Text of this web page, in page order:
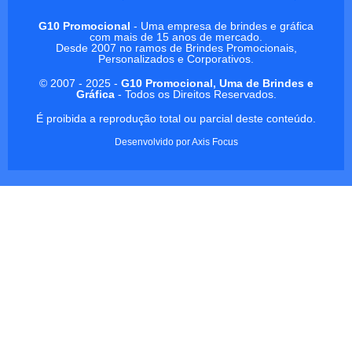
G10 Promocional - Uma empresa de brindes e gráfica
com mais de 15 anos de mercado.
Desde 2007 no ramos de Brindes Promocionais,
Personalizados e Corporativos.
© 2007 - 2025 - G10 Promocional, Uma de Brindes e
Gráfica - Todos os Direitos Reservados.
É proibida a reprodução total ou parcial deste conteúdo.
Desenvolvido porAxis Focus